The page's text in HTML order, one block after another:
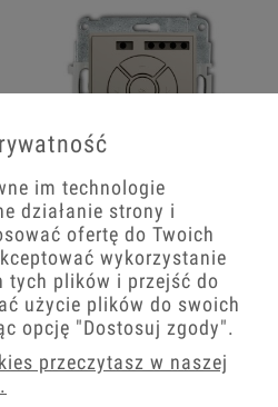
Karlik Seria Mini Mechanizm
elektronicznego sterownika
roletowego (sterowanie lokalne i
pilotem, sterowanie strefą) kolor
taupe symbol 60MSR-3
492,69 zł
− +
im technologie
działanie strony i
ofertę do Twoich
wykorzystanie
tych plików i przejść do
użycie plików do swoich
opcję "Dostosuj zgody".
przeczytasz w naszej